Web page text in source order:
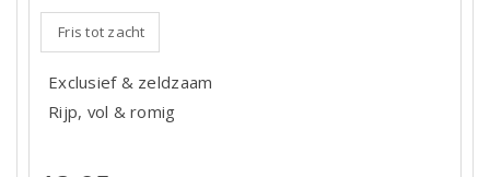
Fris tot zacht
Exclusief & zeldzaam
Rijp, vol & romig